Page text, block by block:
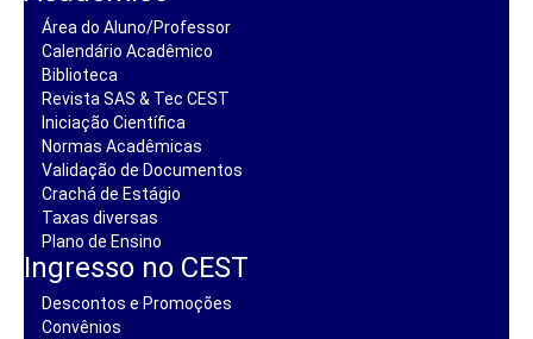
Área do Aluno/Professor
Calendário Acadêmico
Biblioteca
Revista SAS & Tec CEST
Iniciação Científica
Normas Acadêmicas
Validação de Documentos
Crachá de Estágio
Taxas diversas
Plano de Ensino
Ingresso no CEST
Descontos e Promoções
Convênios